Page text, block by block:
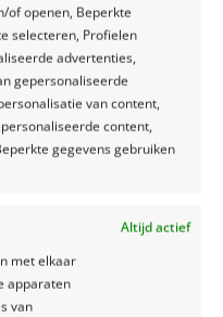
of openen, Beperkte
selecteren, Profielen
advertenties,
gepersonaliseerde
van content,
content,
gegevens gebruiken
Altijd actief
met elkaar
apparaten
van
het
hoef je niet
te sjouwen.
energie kunt
op de boerderij.